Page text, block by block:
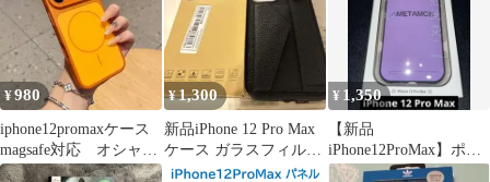
¥980
iphone12promaxケース
magsafe対応 オシャレ
レンズ保護
¥1,300
新品iPhone 12 Pro Max
ケース ガラスフィルム
セット
¥ 1,350
【新品
iPhone12ProMax】ポケ
ットモンスタースマホ